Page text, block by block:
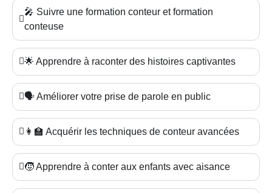
🎤 Suivre une formation conteur et formation
conteuse
🌟 Apprendre à raconter des histoires captivantes
🗣️ Améliorer votre prise de parole en public
👩‍🏫 Acquérir les techniques de conteur avancées
🧒 Apprendre à conter aux enfants avec aisance